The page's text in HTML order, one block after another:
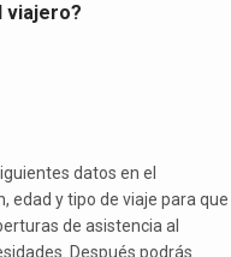
viajero?
datos en el
edad y tipo de viaje para que
de asistencia al
Después podrás